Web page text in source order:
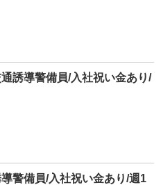
誘導警備員/入社祝い金あり/
警備員/入社祝い金あり/週1